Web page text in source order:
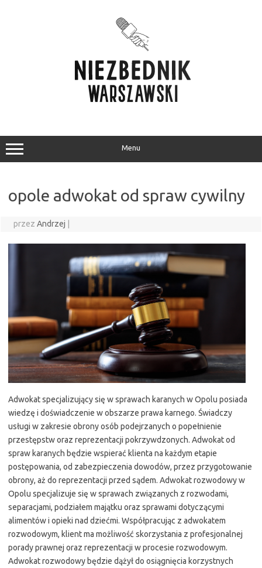
Menu
opole adwokat od spraw cywilny
przez Andrzej
Adwokat specjalizujący się w sprawach karanych w Opolu posiada
wiedzę i doświadczenie w obszarze prawa karnego. Świadczy
usługi w zakresie obrony osób podejrzanych o popełnienie
przestępstw oraz reprezentacji pokrzywdzonych. Adwokat od
spraw karanych będzie wspierać klienta na każdym etapie
postępowania, od zabezpieczenia dowodów, przez przygotowanie
obrony, aż do reprezentacji przed sądem. Adwokat rozwodowy w
Opolu specjalizuje się w sprawach związanych z rozwodami,
separacjami, podziałem majątku oraz sprawami dotyczącymi
alimentów i opieki nad dziećmi. Współpracując z adwokatem
rozwodowym, klient ma możliwość skorzystania z profesjonalnej
porady prawnej oraz reprezentacji w procesie rozwodowym.
Adwokat rozwodowy będzie dążył do osiągnięcia korzystnych